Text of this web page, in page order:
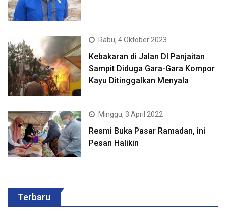
Rabu, 4 Oktober 2023
Kebakaran di Jalan DI Panjaitan
Sampit Diduga Gara-Gara Kompor
Kayu Ditinggalkan Menyala
Minggu, 3 April 2022
Resmi Buka Pasar Ramadan, ini
Pesan Halikin
Terbaru